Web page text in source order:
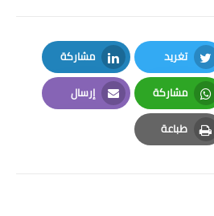
تغريد
Twitter
مشاركة
LinkedIn
مشاركة
Whatsapp
إرسال
Email
طباعة
Print